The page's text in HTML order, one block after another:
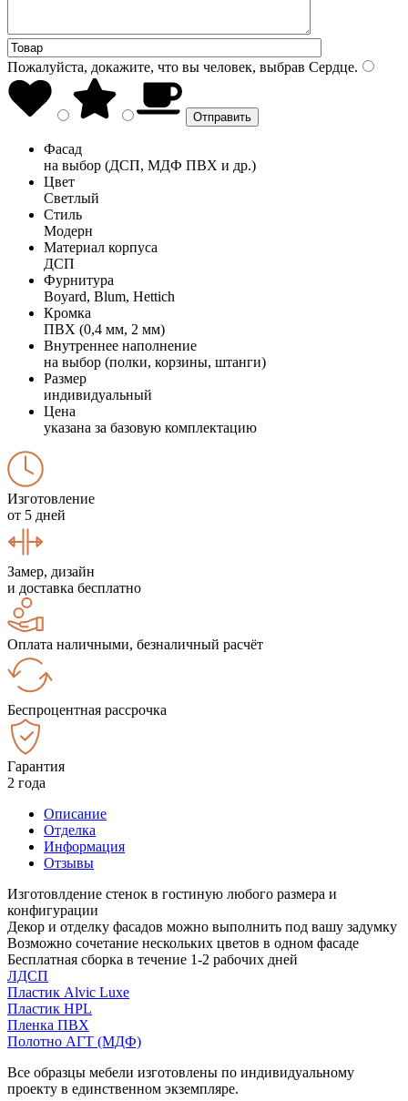
Пожалуйста, докажите, что вы человек, выбрав Сердце.
Фасад
на выбор (ДСП, МДФ ПВХ и др.)
Цвет
Светлый
Стиль
Модерн
Материал корпуса
ДСП
Фурнитура
Boyard, Blum, Hettich
Кромка
ПВХ (0,4 мм, 2 мм)
Внутреннее наполнение
на выбор (полки, корзины, штанги)
Размер
индивидуальный
Цена
указана за базовую комплектацию
Изготовление
от 5 дней
Замер, дизайн
и доставка бесплатно
Оплата наличными, безналичный расчёт
Беспроцентная рассрочка
Гарантия
2 года
Описание
Отделка
Информация
Отзывы
Изготовлдение стенок в гостиную любого размера и
конфигурации
Декор и отделку фасадов можно выполнить под вашу задумку
Возможно сочетание нескольких цветов в одном фасаде
Бесплатная сборка в течение 1-2 рабочих дней
ЛДСП
Пластик Alvic Luxe
Пластик HPL
Пленка ПВХ
Полотно АГТ (МДФ)
Все образцы мебели изготовлены по индивидуальному
проекту в единственном экземпляре.